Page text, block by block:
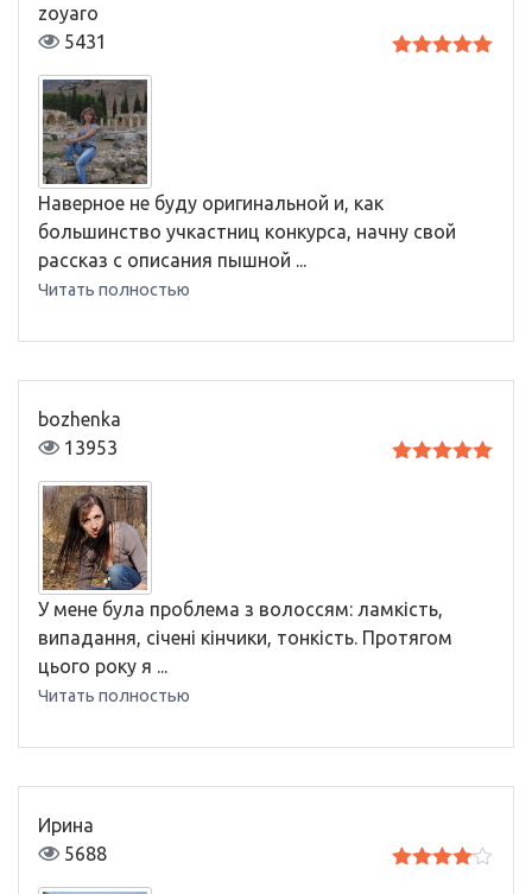
zoyaro
5431
Наверное не буду оригинальной и, как
большинство учкастниц конкурса, начну свой
рассказ с описания пышной ...
Читать полностью
bozhenka
13953
У мене була проблема з волоссям: ламкість,
випадання, січені кінчики, тонкість. Протягом
цього року я ...
Читать полностью
Ирина
5688